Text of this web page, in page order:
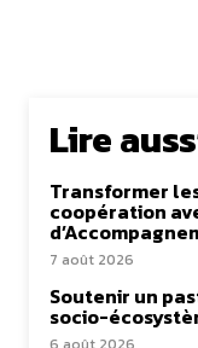
Lire
Transformer
coopération
7 août 2026
Soutenir un
socio-